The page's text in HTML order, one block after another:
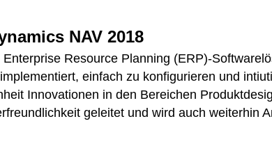
NAV 2018
Resource Planning (ERP)-
einfach zu konfigurieren und
Innovationen in den Bereichen
geleitet und wird auch weiterhin